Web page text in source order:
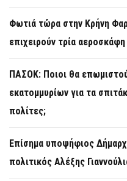
Φωτιά τώρα στην Κρήνη
επιχειρούν τρία αεροσκάφη
ΠΑΣΟΚ: Ποιοι θα
εκατομμυρίων για τα
πολίτες;
Επίσημα υποψήφιος
πολιτικός Αλέξης